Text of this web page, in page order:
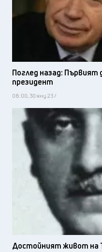
Поглед назад: Първият
президент
08:00, 30 яну 23 /
Достойният живот на